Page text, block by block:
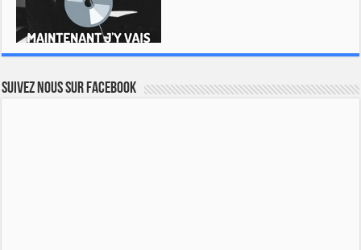
Suivez nous sur Facebook